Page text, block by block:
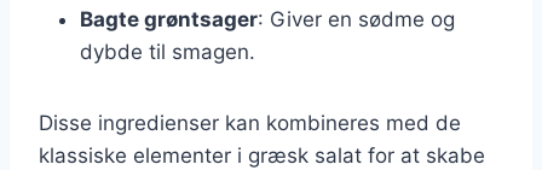
Bagte grøntsager: Giver en sødme og
dybde til smagen.
Disse ingredienser kan kombineres med de
klassiske elementer i græsk salat for at skabe